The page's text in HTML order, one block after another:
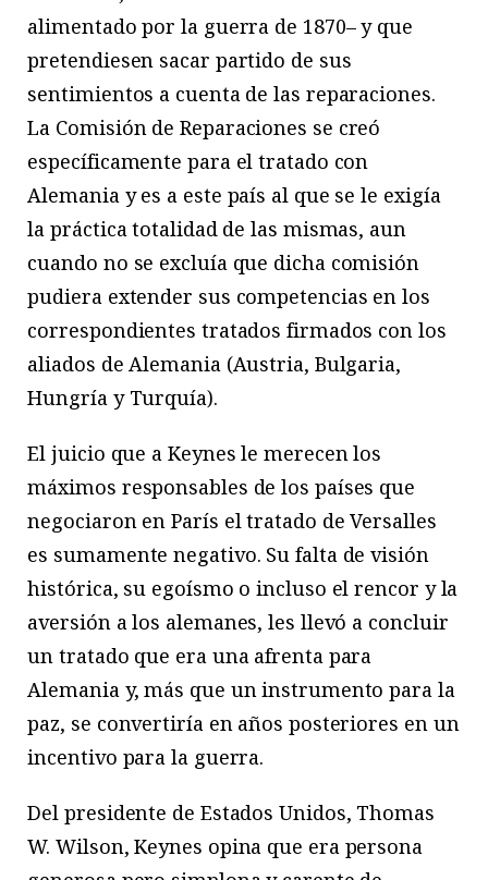
alimentado por la guerra de 1870– y que
pretendiesen sacar partido de sus
sentimientos a cuenta de las reparaciones.
La Comisión de Reparaciones se creó
específicamente para el tratado con
Alemania y es a este país al que se le exigía
la práctica totalidad de las mismas, aun
cuando no se excluía que dicha comisión
pudiera extender sus competencias en los
correspondientes tratados firmados con los
aliados de Alemania (Austria, Bulgaria,
Hungría y Turquía).
El juicio que a Keynes le merecen los
máximos responsables de los países que
negociaron en París el tratado de Versalles
es sumamente negativo. Su falta de visión
histórica, su egoísmo o incluso el rencor y la
aversión a los alemanes, les llevó a concluir
un tratado que era una afrenta para
Alemania y, más que un instrumento para la
paz, se convertiría en años posteriores en un
incentivo para la guerra.
Del presidente de Estados Unidos, Thomas
W. Wilson, Keynes opina que era persona